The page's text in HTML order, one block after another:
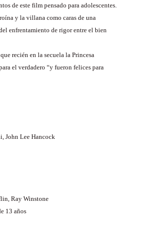
de este film pensado para adolescentes.
y la villana como caras de una
enfrentamiento de rigor entre el bien
recién en la secuela la Princesa
el verdadero “y fueron felices para
John Lee Hancock
Ray Winstone
13 años